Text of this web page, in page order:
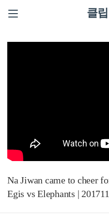
클
Na Jiwan came to cheer
Egis vs Elephants |